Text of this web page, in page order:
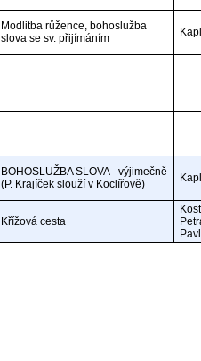
Modlitba růžence, bohoslužba
slova se sv. přijímáním
BOHOSLUŽBA SLOVA - výjimečně
(P. Krajíček slouží v Koclířově)
Křížová cesta